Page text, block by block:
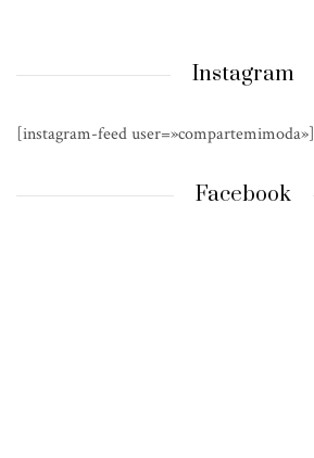
Instagram
[instagram-feed user=»compartemimoda»]
Facebook